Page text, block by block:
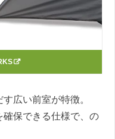
広い前室が特徴。
確保できる仕様で、の